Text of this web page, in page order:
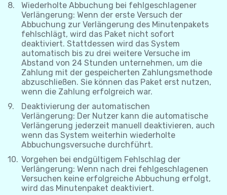
Wiederholte Abbuchung bei fehlgeschlagener
Verlängerung: Wenn der erste Versuch der
Abbuchung zur Verlängerung des Minutenpakets
fehlschlägt, wird das Paket nicht sofort
deaktiviert. Stattdessen wird das System
automatisch bis zu drei weitere Versuche im
Abstand von 24 Stunden unternehmen, um die
Zahlung mit der gespeicherten Zahlungsmethode
abzuschließen. Sie können das Paket erst nutzen,
wenn die Zahlung erfolgreich war.
Deaktivierung der automatischen
Verlängerung: Der Nutzer kann die automatische
Verlängerung jederzeit manuell deaktivieren, auch
wenn das System weiterhin wiederholte
Abbuchungsversuche durchführt.
Vorgehen bei endgültigem Fehlschlag der
Verlängerung: Wenn nach drei fehlgeschlagenen
Versuchen keine erfolgreiche Abbuchung erfolgt,
wird das Minutenpaket deaktiviert.